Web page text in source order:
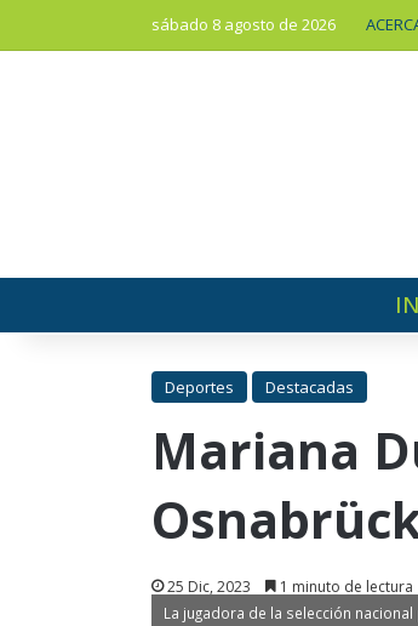
sábado 8 agosto de 2026
Deportes Destacadas
Mariana
25 Dic, 2023 1 minuto de lectura
La jugadora de la selección